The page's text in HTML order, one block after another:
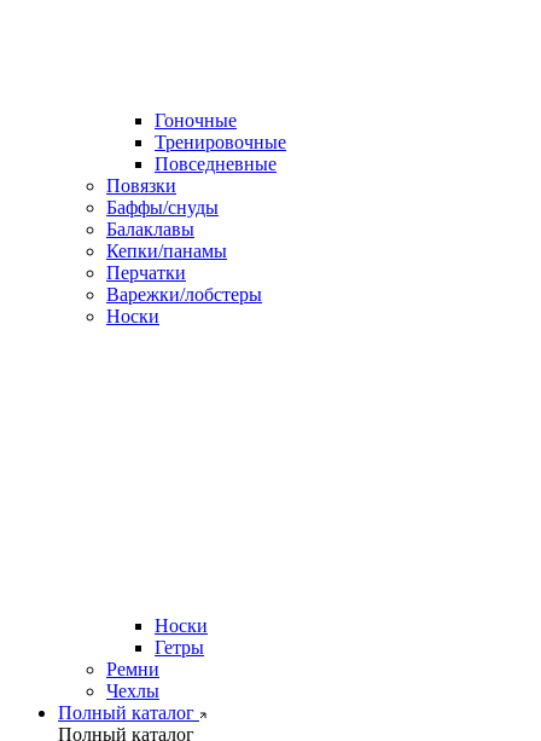
Гоночные
Тренировочные
Повседневные
Повязки
Баффы/снуды
Балаклавы
Кепки/панамы
Перчатки
Варежки/лобстеры
Носки
Носки
Гетры
Ремни
Чехлы
Полный каталог
Полный каталог